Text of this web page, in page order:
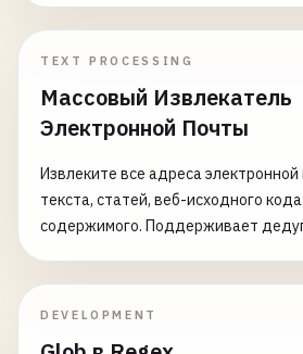
TEXT PROCESSING
Массовый Извлекатель
Электронной Почты
Извлеките все адреса
текста, статей, веб-исходного
содержимого. Поддерживает
DEVELOPMENT